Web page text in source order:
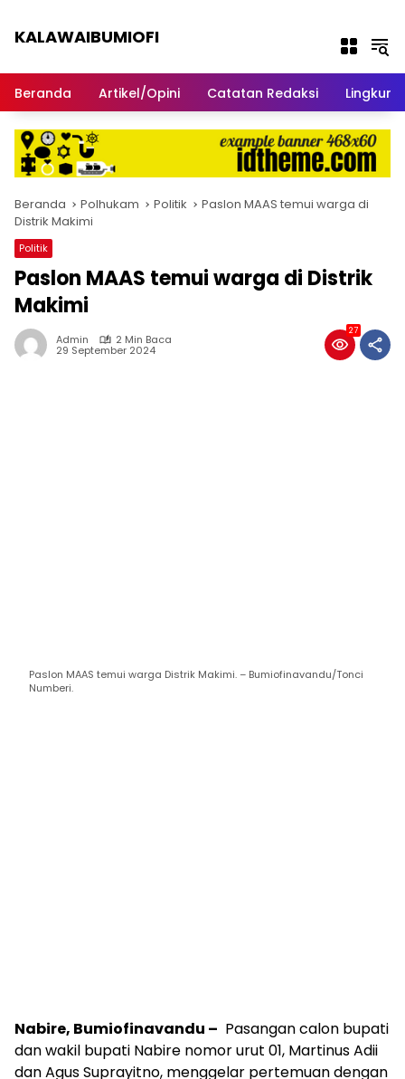
KALAWAIBUMIOFI
Beranda
Artikel/Opini Catatan Redaksi
Beranda Polhukam Politik
Paslon MAAS temui warga di
Distrik Makimi
Politik
Paslon MAAS temui warga di Distrik
Makimi
Admin 2 Min Baca
29 September 2024
27
Paslon MAAS temui warga Distrik Makimi. – Bumiofinavandu/Tonci
Numberi.
Nabire, Bumiofinavandu – Pasangan calon bupati
dan wakil bupati Nabire nomor urut 01, Martinus Adii
dan Agus Suprayitno, menggelar pertemuan dengan